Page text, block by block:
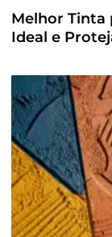
Melhor Tinta
Ideal e